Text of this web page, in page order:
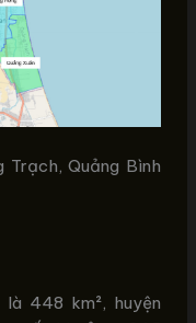
Trạch, Quảng Bình
448 km², huyện